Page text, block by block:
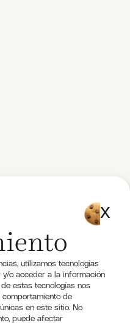
utilizamos tecnologías
o acceder a la información
estas tecnologías nos
de
en este sitio. No
puede afectar